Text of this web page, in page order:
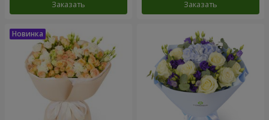
Заказать Заказать